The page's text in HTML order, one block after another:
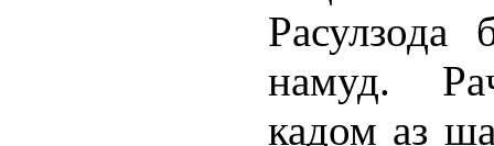
Расулзода
намуд.
кадом аз